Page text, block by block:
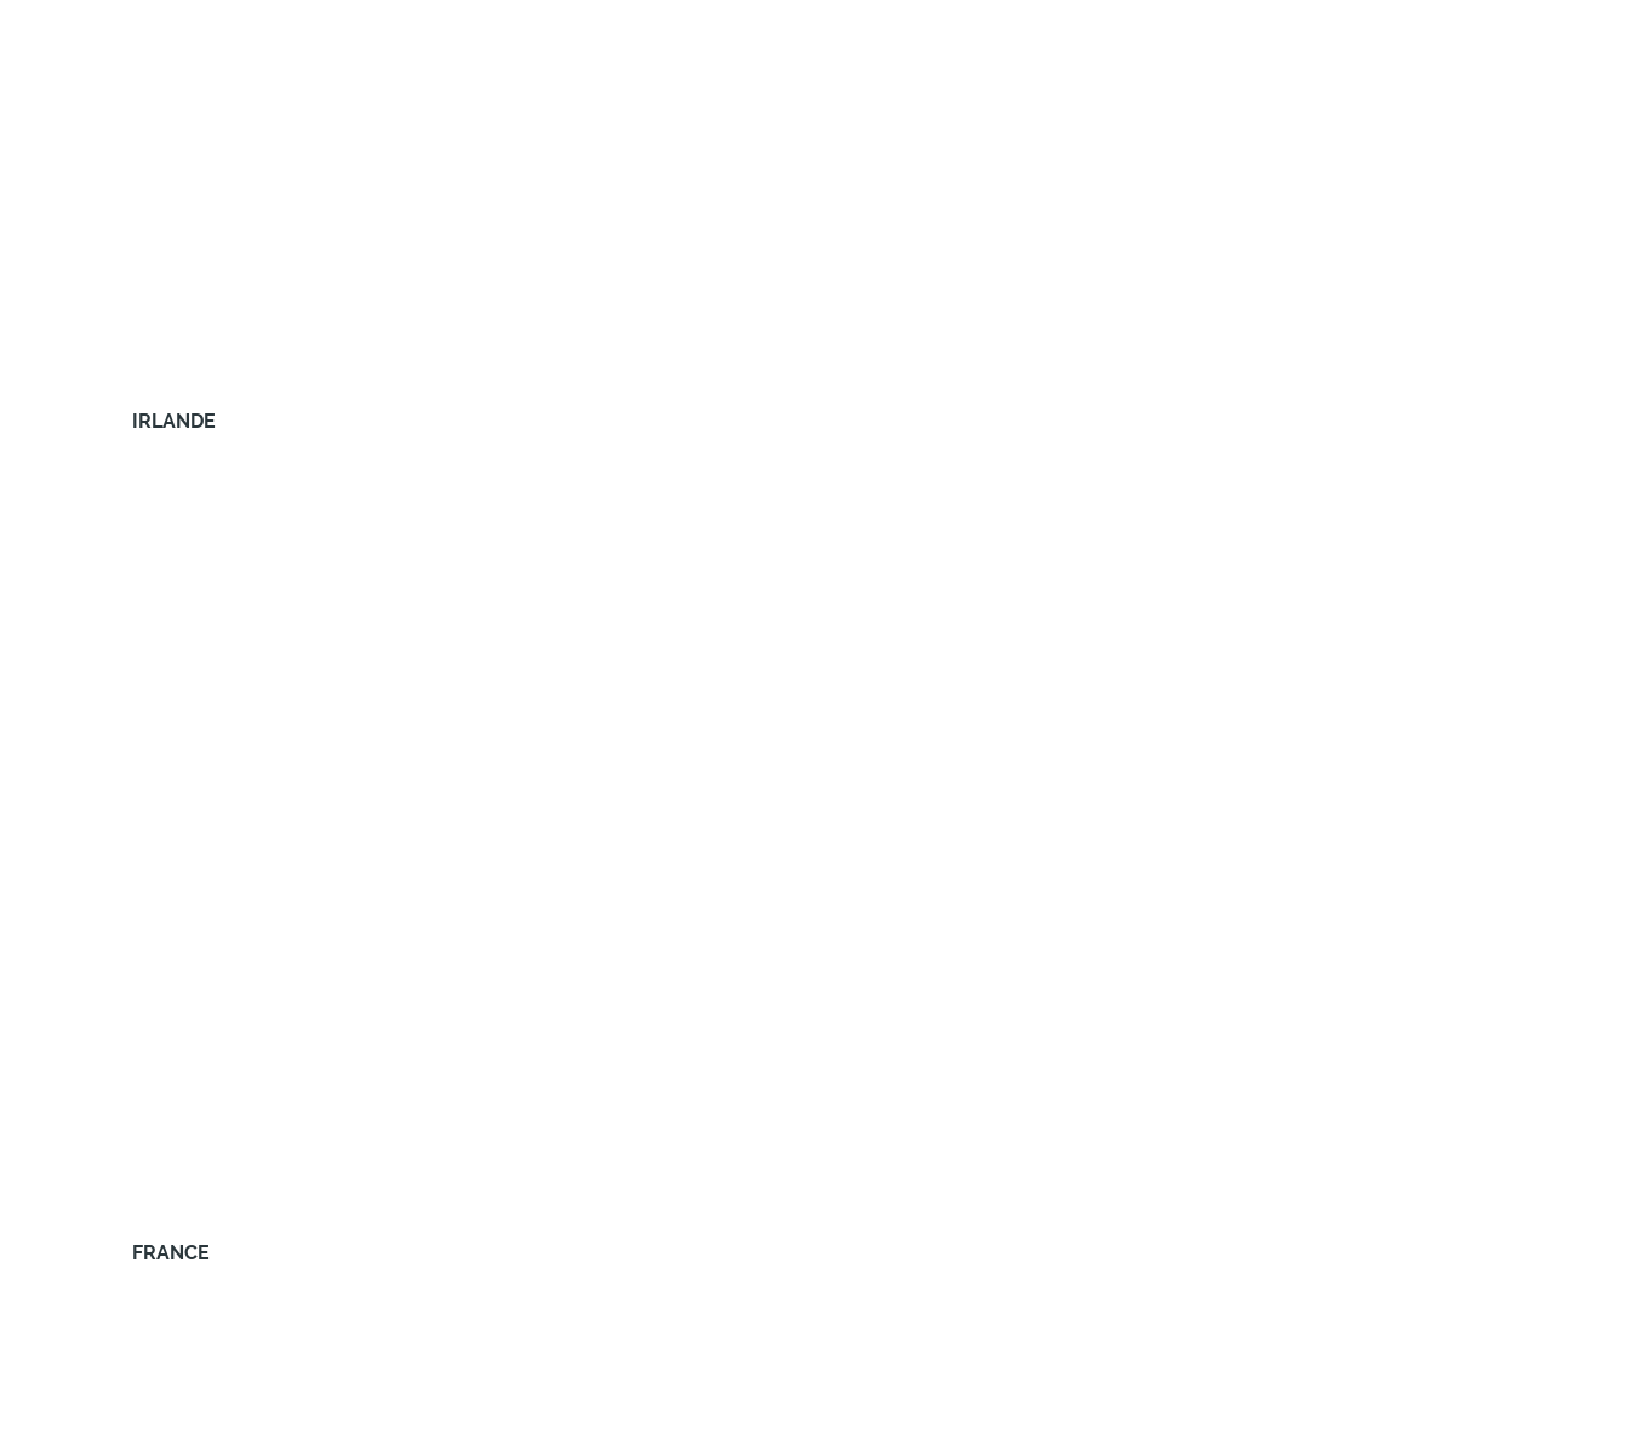
IRLANDE
FRANCE